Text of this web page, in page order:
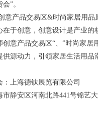
”。
意产品交易区&时尚家居用品
在于创意，创意设计是产业的
创意产品交易区“、”时尚家
供源动力，引领家居生活用品
：上海德钛展览有限公司
市静安区河南北路441号锦艺